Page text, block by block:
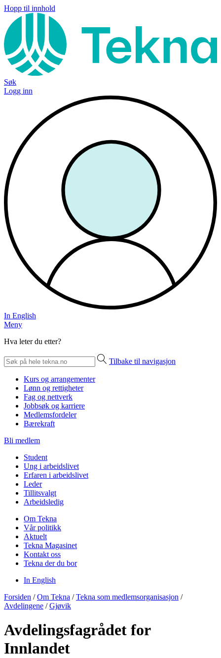
Hopp til innhold
Søk
Logg inn
In English
Meny
Hva leter du etter?
Tilbake til navigasjon
Kurs og arrangementer
Lønn og rettigheter
Fag og nettverk
Jobbsøk og karriere
Medlemsfordeler
Bærekraft
Bli medlem
Student
Ung i arbeidslivet
Erfaren i arbeidslivet
Leder
Tillitsvalgt
Arbeidsledig
Om Tekna
Vår politikk
Aktuelt
Tekna Magasinet
Kontakt oss
Tekna der du bor
In English
Forsiden / Om Tekna / Tekna som medlemsorganisasjon /
Avdelingene / Gjøvik
Avdelingsfagrådet for
Innlandet